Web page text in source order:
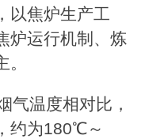
以焦炉生产工
炉运行机制、炼
温度相对比，
约为180℃～